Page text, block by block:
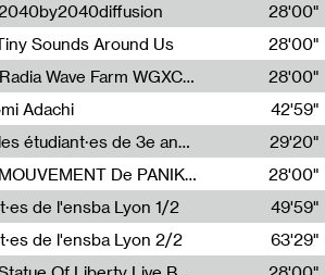
28'00"
Sounds Around Us
28'00"
Radia Show #1090 : Radia Wave Farm WGXC Corey De Juan Sherrard Jr Startalk
28'00"
Adachi
Baud
42'59"
Regilote / Live avec les étudiant·es de 3e année de l'EMA
Nima Henryon,Athéna Noël,Amir Genillon,Ibourayane Ahmadi,Manelle Cherrih,Honorine Gibello,John Weeber,Manon Joseph
29'20"
Radia Show #1089 : MOUVEMENT De PANIK (Radio Panik)
28'00"
de l'ensba Lyon 1/2
49'59"
de l'ensba Lyon 2/2
63'29"